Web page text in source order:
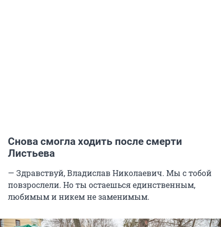
Снова смогла ходить после смерти
Листьева
— Здравствуй, Владислав Николаевич. Мы с тобой
повзрослели. Но ты остаешься единственным,
любимым и никем не заменимым.